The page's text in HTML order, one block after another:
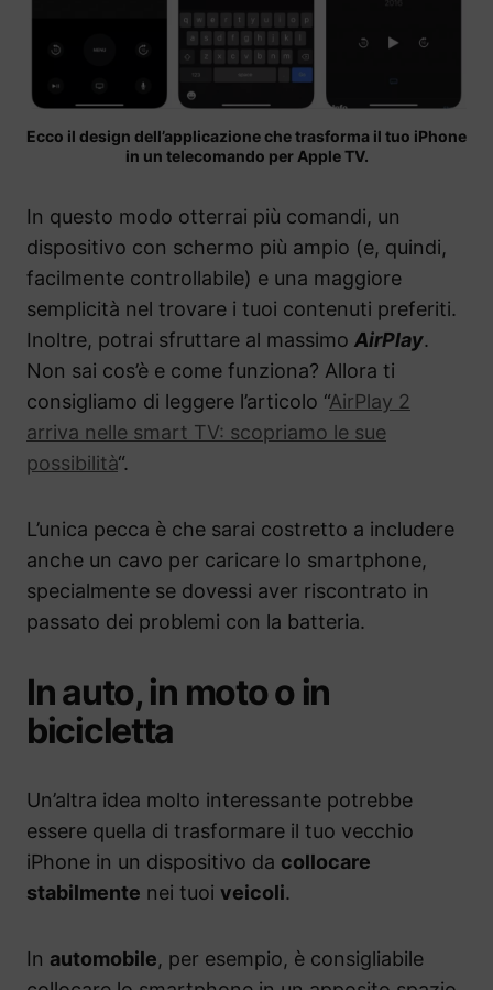
Ecco il design dell’applicazione che trasforma il tuo iPhone
in un telecomando per Apple TV.
In questo modo otterrai più comandi, un
dispositivo con schermo più ampio (e, quindi,
facilmente controllabile) e una maggiore
semplicità nel trovare i tuoi contenuti preferiti.
Inoltre, potrai sfruttare al massimo AirPlay.
Non sai cos’è e come funziona? Allora ti
consigliamo di leggere l’articolo “AirPlay 2
arriva nelle smart TV: scopriamo le sue
possibilità“.
L’unica pecca è che sarai costretto a includere
anche un cavo per caricare lo smartphone,
specialmente se dovessi aver riscontrato in
passato dei problemi con la batteria.
In auto, in moto o in
bicicletta
Un’altra idea molto interessante potrebbe
essere quella di trasformare il tuo vecchio
iPhone in un dispositivo da collocare
stabilmente nei tuoi veicoli.
In automobile, per esempio, è consigliabile